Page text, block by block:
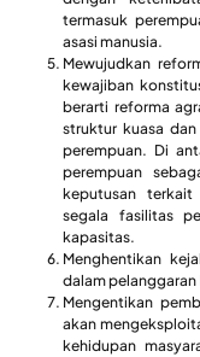
termasuk
asasi manusia.
Mewujudkan
kewajiban
berarti reforma
struktur kuasa
perempuan. Di
perempuan
keputusan
segala fasilitas
kapasitas.
Menghentikan
dalam pelanggaran
Mengentikan
akan
kehidupan